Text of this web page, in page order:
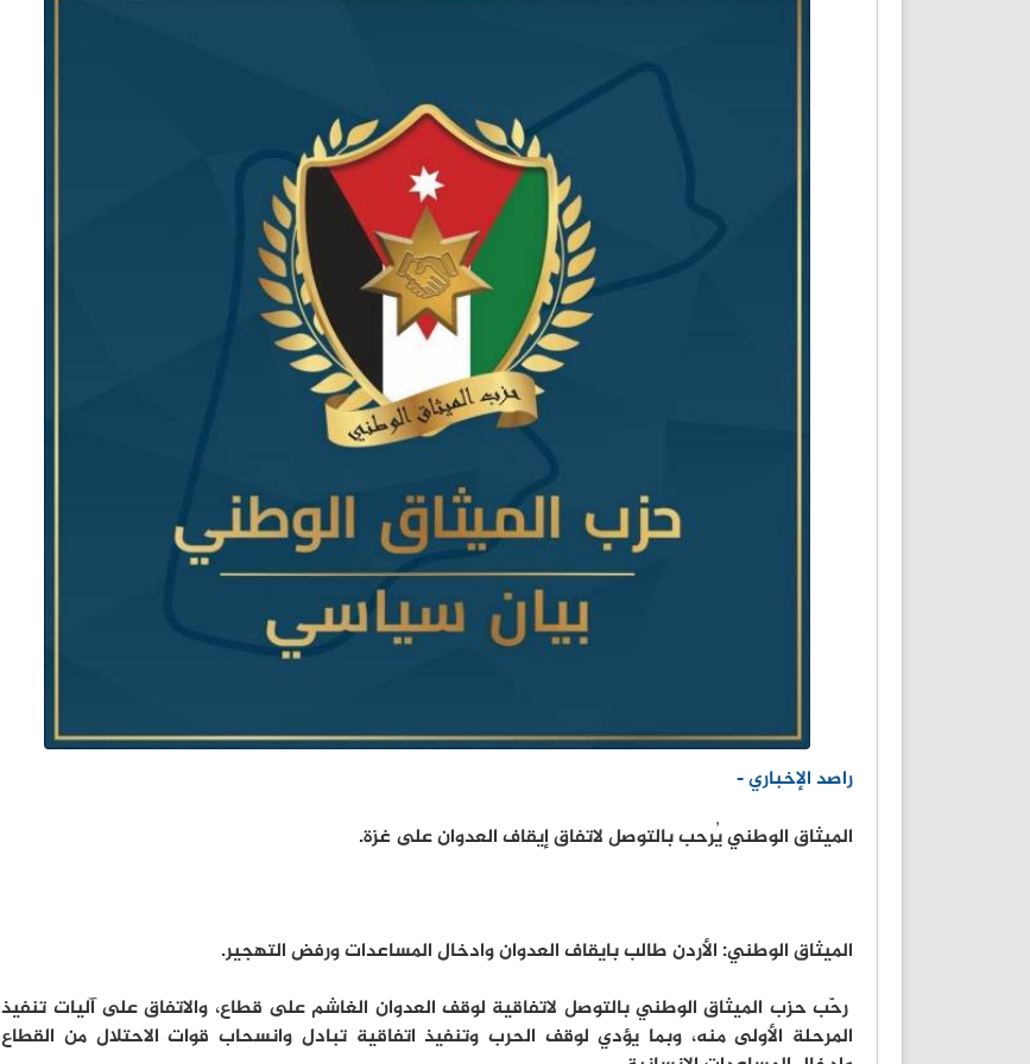
راصد الإخباري -
الميثاق الوطني يُرحب بالتوصل لاتفاق إيقاف العدوان على غزة.
الميثاق الوطني: الأردن طالب بايقاف العدوان وادخال المساعدات ورفض التهجير.
رحّب حزب الميثاق الوطني بالتوصل لاتفاقية لوقف العدوان الغاشم على قطاع، والاتفاق على آليات تنفيذ
المرحلة الأولى منه، وبما يؤدي لوقف الحرب وتنفيذ اتفاقية تبادل وانسحاب قوات الاحتلال من القطاع